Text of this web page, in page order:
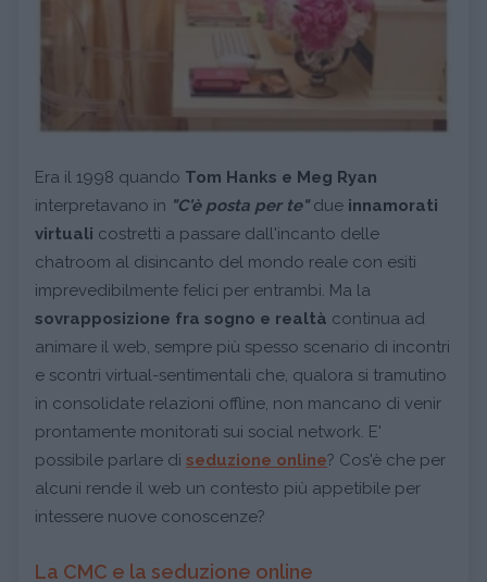
Era il 1998 quando Tom Hanks e Meg Ryan
interpretavano in "C'è posta per te"due innamorati
virtuali costretti a passare dall'incanto delle
chatroom al disincanto del mondo reale con esiti
imprevedibilmente felici per entrambi. Ma la
sovrapposizione fra sogno e realtà continua ad
animare il web, sempre più spesso scenario di incontri
e scontri virtual-sentimentali che, qualora si tramutino
in consolidate relazioni offline, non mancano di venir
prontamente monitorati sui social network. E'
possibile parlare di seduzione online? Cos'è che per
alcuni rende il web un contesto più appetibile per
intessere nuove conoscenze?
La CMC e la seduzione online